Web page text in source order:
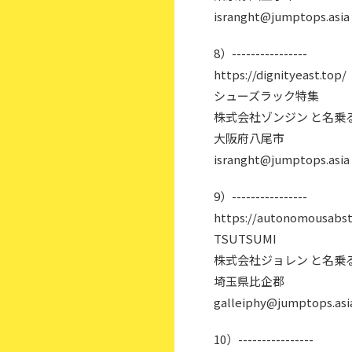
isranght@jumptops.asia
8）----------------
https://dignityeast.top/
シューズラック特集
株式会社ゾンジン と名乗
大阪府八尾市
isranght@jumptops.asia
9）----------------
https://
TSUTSUMI
株式会社ジョレン と名乗
埼玉県比企郡
10）----------------